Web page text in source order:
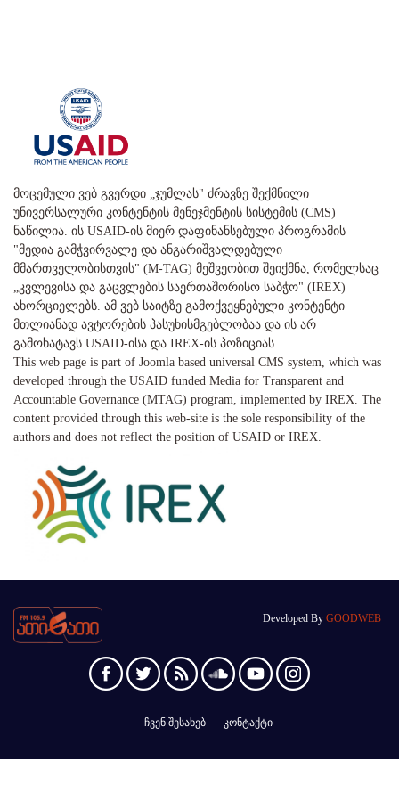
მოცემული ვებ გვერდი „ჯუმლას" ძრავზე შექმნილი
უნივერსალური კონტენტის მენეჯმენტის სისტემის (CMS)
ნაწილია. ის USAID-ის მიერ დაფინანსებული პროგრამის
"მედია გამჭვირვალე და ანგარიშვალდებული
მმართველობისთვის" (M-TAG) მეშვეობით შეიქმნა, რომელსაც
„კვლევისა და გაცვლების საერთაშორისო საბჭო" (IREX)
ახორციელებს. ამ ვებ საიტზე გამოქვეყნებული კონტენტი
მთლიანად ავტორების პასუხისმგებლობაა და ის არ
გამოხატავს USAID-ისა და IREX-ის პოზიციას.
This web page is part of Joomla based universal CMS system, which was
developed through the USAID funded Media for Transparent and
Accountable Governance (MTAG) program, implemented by IREX. The
content provided through this web-site is the sole responsibility of the
authors and does not reflect the position of USAID or IREX.
Developed By GOODWEB
ჩვენ შესახებ კონტაქტი